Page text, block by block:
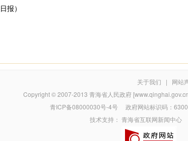
）
关于我们 | 网站
Copyright © 2007-2013 青海省人民政府
青ICP备08000030号-4号政府网站标识码：
技术支持： 青海省互联网新闻中心